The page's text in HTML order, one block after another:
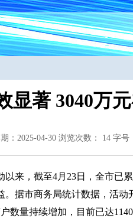
显著 3040万
：2025-04-30 浏览次数： 14 字号
来，截至4月23日，全市已
据市商务局统计数据，活
数量持续增加，目前已达